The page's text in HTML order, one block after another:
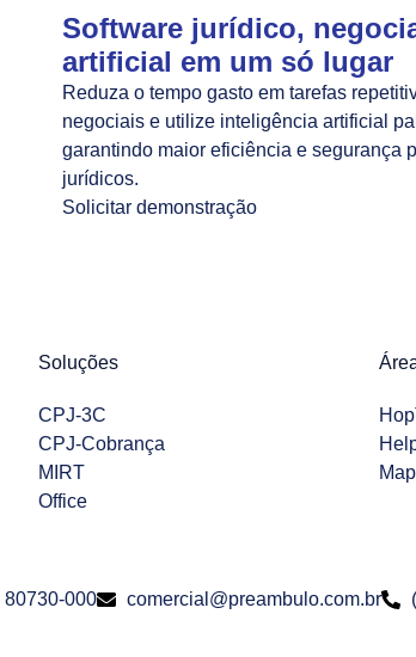
Software jurídico,
artificial em um só lugar
Reduza o tempo gasto em tarefas
negociais e utilize inteligência artificial
garantindo maior eficiência e segurança
jurídicos.
Solicitar demonstração
Soluções
CPJ-3C
CPJ-Cobrança
MIRT
Office
80730-000 comercial@preambulo.com.br